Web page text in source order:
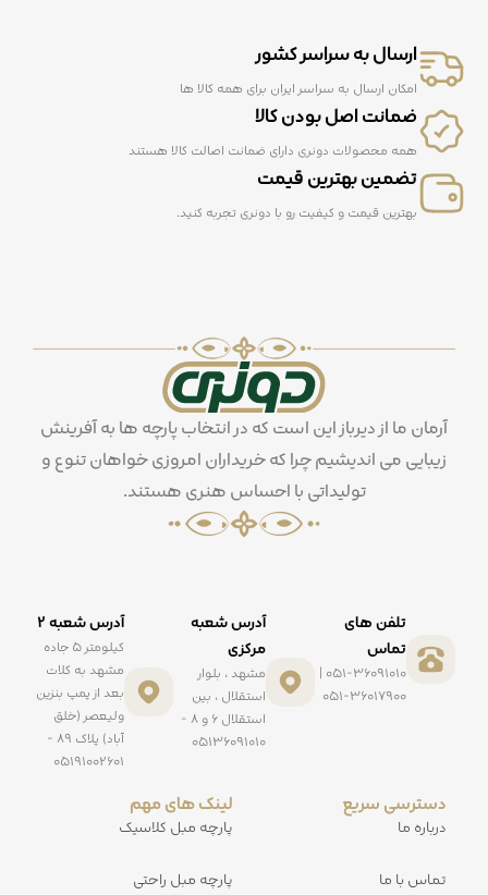
ند
س
ی،
ا
س
پر
ت
ارسال به سراسر کشور
امکان ارسال به سراسر ایران برای همه کالا ها
ضمانت اصل بودن کالا
همه محصولات دونری دارای ضمانت اصالت کالا هستند
تضمین بهترین قیمت
بهترین قیمت و کیفیت رو با دونری تجربه کنید.
آرمان ما از دیرباز این است که در انتخاب پارچه ها به آفرینش
زیبایی می اندیشیم چرا که خریداران امروزی خواهان تنوع و
تولیداتی با احساس هنری هستند.
تلفن های
تماس
051-36091010 |
051-36017900
آدرس شعبه
مرکزی
مشهد ، بلوار
استقلال ، بین
استقلال ۶ و ۸ -
۰۵۱۳۶۰۹۱۰۱۰
آدرس شعبه ۲
کیلومتر ۵ جاده
مشهد به کلات
بعد از پمپ بنزین
ولیعصر (خلق
آباد) پلاک ۸۹ -
۰۵۱۹۱۰۰۲۶۰۱
دسترسی سریع
درباره ما
تماس با ما
لینک های مهم
پارچه مبل کلاسیک
پارچه مبل راحتی